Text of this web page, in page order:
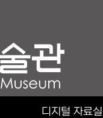
디지털 자료실